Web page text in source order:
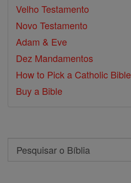
Velho Testamento
Novo Testamento
Adam & Eve
Dez Mandamentos
How to Pick a Catholic Bible
Buy a Bible
Search
Pesquisar